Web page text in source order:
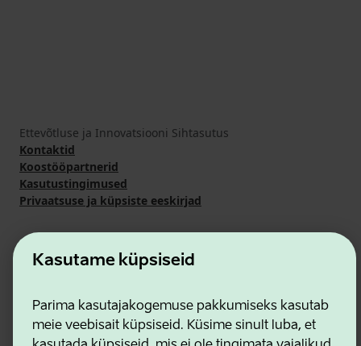
Kasutame küpsiseid
Parima kasutajakogemuse pakkumiseks kasutab
meie veebisait küpsiseid. Küsime sinult luba, et
Ettevõtluse ja Innovatsiooni Sihtasutus
Kontaktid
Koostööpartnerid
Kasutustingimused
Privaatsuse ja küpsiste eeskirjad